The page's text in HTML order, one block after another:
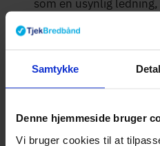
Samtykke
Denne hjemmeside bruger
Vi bruger cookies til at
som en usynlig
smartphone, tablet
fungerer som en
internetsignaler fra din
enheder adgang til